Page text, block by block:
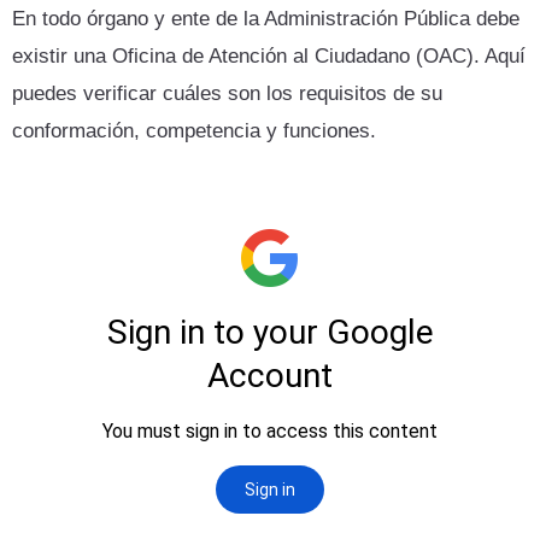
En todo órgano y ente de la Administración Pública debe
existir una Oficina de Atención al Ciudadano (OAC). Aquí
puedes verificar cuáles son los requisitos de su
conformación, competencia y funciones.